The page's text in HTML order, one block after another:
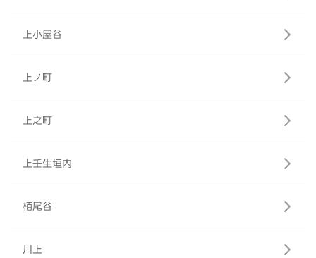
上小屋谷
上ノ町
上之町
上壬生垣内
栢尾谷
川上